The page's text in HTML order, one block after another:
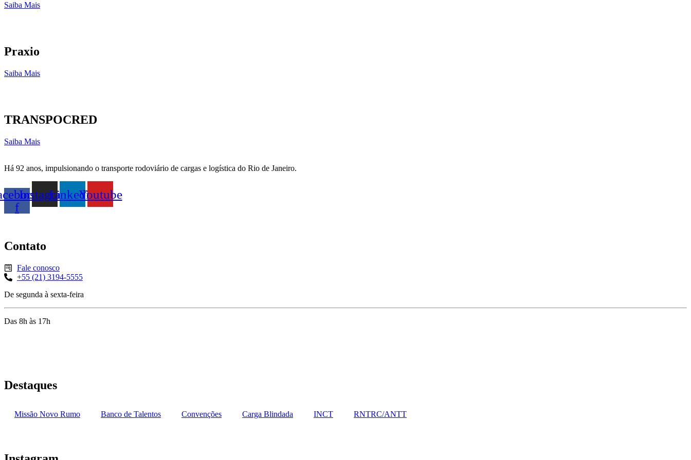
Saiba Mais
Praxio
Saiba Mais
TRANSPOCRED
Saiba Mais
Há 92 anos, impulsionando o transporte rodoviário de cargas e logística do Rio de Janeiro.
f
InstagramLinkedinYoutube
Contato
Fale conosco
+55 (21) 3194-5555
De segunda à sexta-feira
Das 8h às 17h
Destaques
Missão Novo Rumo Banco de Talentos Convenções Carga Blindada INCT RNTRC/ANTT